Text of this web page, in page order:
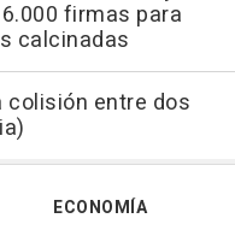
firmas para
calcinadas
colisión entre dos
ECONOMÍA